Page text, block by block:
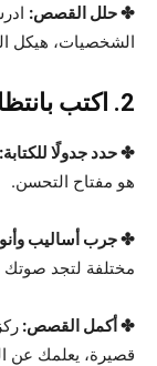
✤ حلل القصص:
الشخصيات، هيكل
2. اكتب بانتظام
✤ حدد جدولًا للكتابة:
هو مفتاح التحسن.
✤ جرب أساليب
مختلفة لتجد صوتك
✤ أكمل القصص:
قصيرة، يعلمك عن